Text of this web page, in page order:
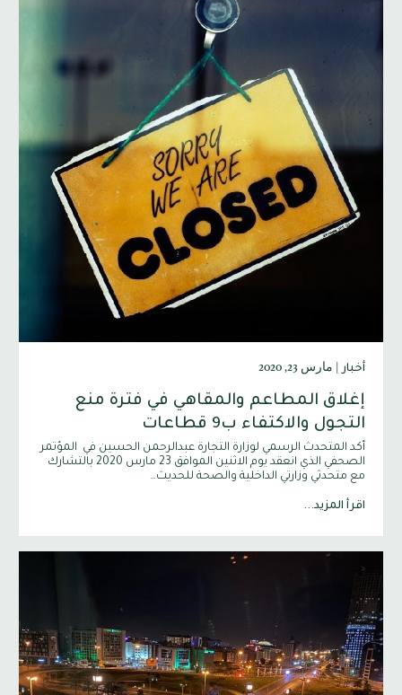
أخبار مارس 23, 2020
إغلاق المطاعم والمقاهي في فترة منع
التجول والاكتفاء ب9 قطاعات
أكد المتحدث الرسمي لوزارة التجارة عبدالرحمن الحسين في المؤتمر
الصحفي الذي انعقد يوم الاثنين الموافق 23 مارس 2020 بالتشارك
مع متحدثي وزارتي الداخلية والصحة للحديث…
اقرأ المزيد...